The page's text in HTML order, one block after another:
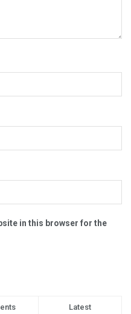
in this browser for the
Latest